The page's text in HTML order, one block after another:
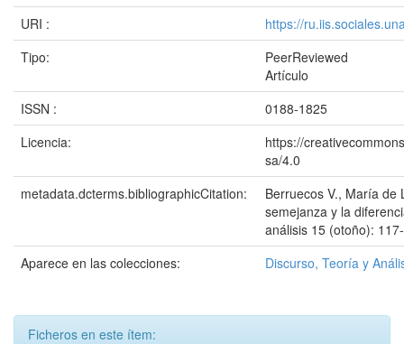
URI :
https://
Tipo:
PeerReviewed
Artículo
ISSN :
0188-1825
Licencia:
https://
sa/4.0
metadata.dcterms.bibliographicCitation:
Berruecos V., María de
semejanza y la
análisis 15 (otoño):
Aparece en las colecciones:
Discurso, Teoría y
Ficheros en este ítem: